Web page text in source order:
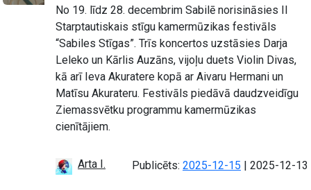
No 19. līdz 28. decembrim Sabilē norisināsies II
Starptautiskais stīgu kamermūzikas festivāls
“Sabiles Stīgas”. Trīs koncertos uzstāsies Darja
Leleko un Kārlis Auzāns, vijoļu duets Violin Divas,
kā arī Ieva Akuratere kopā ar Aivaru Hermani un
Matīsu Akurateru. Festivāls piedāvā daudzveidīgu
Ziemassvētku programmu kamermūzikas
cienītājiem.
Arta I. Publicēts: 2025-12-15 Atjaunots:
2025-12-13